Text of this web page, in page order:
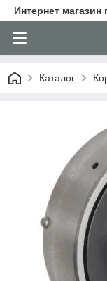
Интернет
Каталог